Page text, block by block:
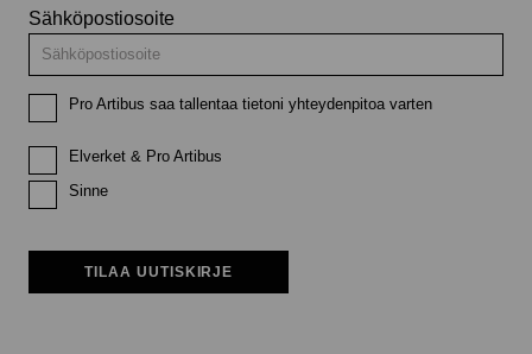
Sähköpostiosoite
Pro Artibus saa tallentaa tietoni yhteydenpitoa varten
Elverket & Pro Artibus
Sinne
TILAA UUTISKIRJE